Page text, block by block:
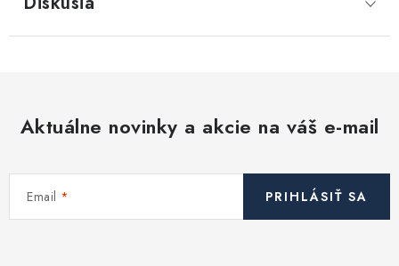
Aktuálne novinky a akcie na váš e-mail
Email PRIHLÁSIŤ SA